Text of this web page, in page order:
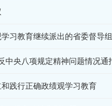
习教育继续派出的省委督导
中央八项规定精神问题情况通
践行正确政绩观学习教育